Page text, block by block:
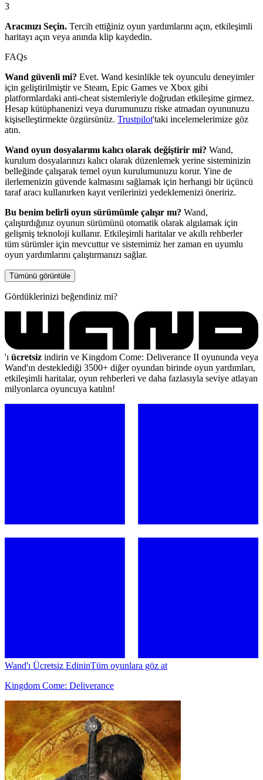
3
Aracınızı Seçin. Tercih ettiğiniz oyun yardımlarını açın, etkileşimli
haritayı açın veya anında klip kaydedin.
FAQs
Wand güvenli mi? Evet. Wand kesinlikle tek oyunculu deneyimler
için geliştirilmiştir ve Steam, Epic Games ve Xbox gibi
platformlardaki anti-cheat sistemleriyle doğrudan etkileşime girmez.
Hesap kütüphanenizi veya durumunuzu riske atmadan oyununuzu
kişiselleştirmekte özgürsünüz. Trustpilot'taki incelemelerimize göz
atın.
Wand oyun dosyalarımı kalıcı olarak değiştirir mi? Wand,
kurulum dosyalarınızı kalıcı olarak düzenlemek yerine sisteminizin
belleğinde çalışarak temel oyun kurulumunuzu korur. Yine de
ilerlemenizin güvende kalmasını sağlamak için herhangi bir üçüncü
taraf aracı kullanırken kayıt verilerinizi yedeklemenizi öneririz.
Bu benim belirli oyun sürümümle çalışır mı? Wand,
çalıştırdığınız oyunun sürümünü otomatik olarak algılamak için
gelişmiş teknoloji kullanır. Etkileşimli haritalar ve akıllı rehberler
tüm sürümler için mevcuttur ve sistemimiz her zaman en uyumlu
oyun yardımlarını çalıştırmanızı sağlar.
Tümünü görüntüle
Gördüklerinizi beğendiniz mi?
'ı ücretsiz indirin ve Kingdom Come: Deliverance II oyununda veya
Wand'ın desteklediği 3500+ diğer oyundan birinde oyun yardımları,
etkileşimli haritalar, oyun rehberleri ve daha fazlasıyla seviye atlayan
milyonlarca oyuncuya katılın!
Wand'ı Ücretsiz EdininTüm oyunlara göz at
Kingdom Come: Deliverance